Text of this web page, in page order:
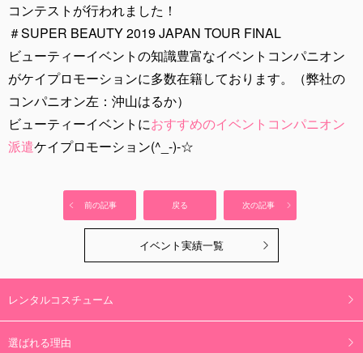
コンテストが行われました！
＃SUPER BEAUTY 2019 JAPAN TOUR FINAL
ビューティーイベントの知識豊富なイベントコンパニオン
がケイプロモーションに多数在籍しております。（弊社の
コンパニオン左：沖山はるか）
ビューティーイベントにおすすめのイベントコンパニオン
派遣ケイプロモーション(^_-)-☆
前の記事 戻る 次の記事
イベント実績一覧
レンタルコスチューム
選ばれる理由